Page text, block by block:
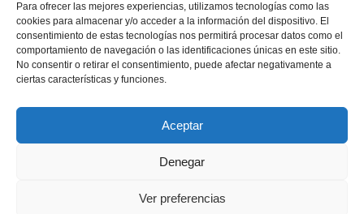
Para ofrecer las mejores experiencias, utilizamos tecnologías como las
cookies para almacenar y/o acceder a la información del dispositivo. El
consentimiento de estas tecnologías nos permitirá procesar datos como el
comportamiento de navegación o las identificaciones únicas en este sitio.
No consentir o retirar el consentimiento, puede afectar negativamente a
ciertas características y funciones.
Aceptar
Denegar
Ver preferencias
Inicio Biblioteca Parábolas TV
Comunidad
Esencia
Blog
Política de privacidad
Aviso legal
Política de cookies (UE)
© 2025 xavilardell_parabolas.net